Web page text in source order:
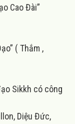
Cao Đài”
( Thắm ,
Sikkh có công
Diệu Đức,